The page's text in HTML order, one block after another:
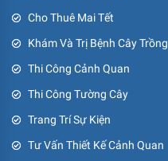
Cho Thuê Mai Tết
Khám Và Trị Bệnh Cây Trồng
Thi Công Cảnh Quan
Thi Công Tường Cây
Trang Trí Sự Kiện
Tư Vấn Thiết Kế Cảnh Quan